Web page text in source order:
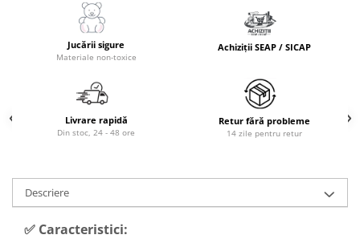
Jucării sigure
Materiale non-toxice
Achiziții SEAP / SICAP
Livrare rapidă
Din stoc, 24 - 48 ore
Retur fără probleme
14 zile pentru retur
Descriere
✅ Caracteristici: